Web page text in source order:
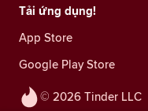
© 2026 Tinder LLC
Tải ứng dụng!
App Store
Google Play Store